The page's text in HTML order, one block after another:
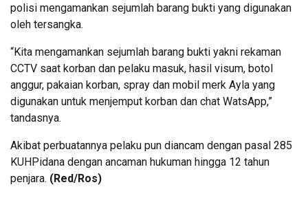
polisi mengamankan sejumlah barang bukti yang digunakan
oleh tersangka.
“Kita mengamankan sejumlah barang bukti yakni rekaman
CCTV saat korban dan pelaku masuk, hasil visum, botol
anggur, pakaian korban, spray dan mobil merk Ayla yang
digunakan untuk menjemput korban dan chat WatsApp,”
tandasnya.
Akibat perbuatannya pelaku pun diancam dengan pasal 285
KUHPidana dengan ancaman hukuman hingga 12 tahun
penjara. (Red/Ros)